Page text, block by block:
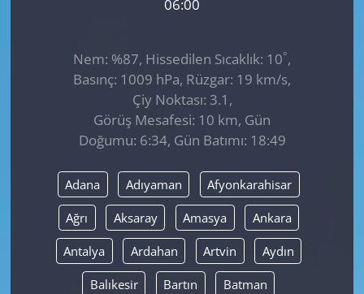
06:00
Nem: %87, Hissedilen Sıcaklık: 10°,
Basınç: 1009 hPa, Rüzgar: 19 km/s,
Çiy Noktası: 3.1,
Görüş Mesafesi: 10 km, Gün
Doğumu: 6:34, Gün Batımı: 18:49
Adana Adıyaman Afyonkarahisar
Ağrı Aksaray Amasya Ankara
Antalya Ardahan Artvin Aydın
Balıkesir Bartın Batman
SAĞLIK
SPOR
Yerel